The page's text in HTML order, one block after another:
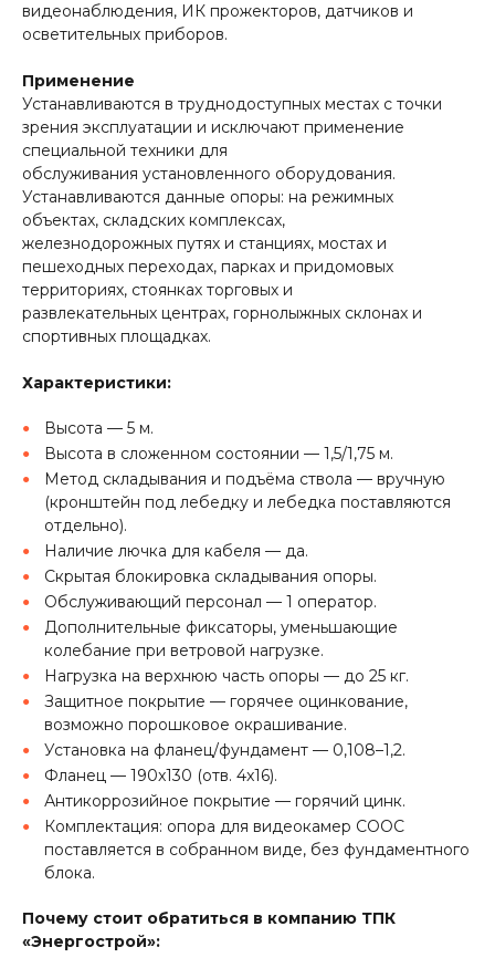
видеонаблюдения, ИК прожекторов, датчиков и
осветительных приборов.
Применение
Устанавливаются в труднодоступных местах с точки
зрения эксплуатации и исключают применение
специальной техники для
обслуживания установленного оборудования.
Устанавливаются данные опоры: на режимных
объектах, складских комплексах,
железнодорожных путях и станциях, мостах и
пешеходных переходах, парках и придомовых
территориях, стоянках торговых и
развлекательных центрах, горнолыжных склонах и
спортивных площадках.
Характеристики:
Высота — 5 м.
Высота в сложенном состоянии — 1,5/1,75 м.
Метод складывания и подъёма ствола — вручную
(кронштейн под лебедку и лебедка поставляются
отдельно).
Наличие лючка для кабеля — да.
Скрытая блокировка складывания опоры.
Обслуживающий персонал — 1 оператор.
Дополнительные фиксаторы, уменьшающие
колебание при ветровой нагрузке.
Нагрузка на верхнюю часть опоры — до 25 кг.
Защитное покрытие — горячее оцинкование,
возможно порошковое окрашивание.
Установка на фланец/фундамент — 0,108–1,2.
Фланец — 190x130 (отв. 4x16).
Антикоррозийное покрытие — горячий цинк.
Комплектация: опора для видеокамер СООС
поставляется в собранном виде, без фундаментного
блока.
Почему стоит обратиться в компанию ТПК
«Энергострой»: